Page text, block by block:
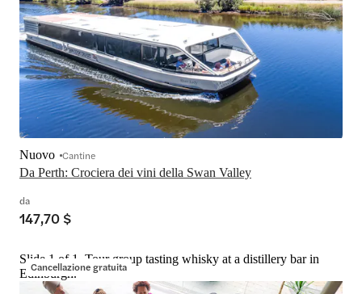
Da Perth: Crociera dei vini della Swan Valley
Nuovo Cantine
da
147,70 $
Cancellazione gratuita
Slide 1 of 1, Tour group tasting whisky at a distillery bar in
Edinburgh.